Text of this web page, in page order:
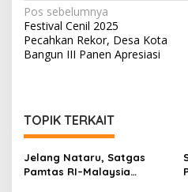
Navigasi
pos
Pos sebelumnya
Festival Cenil 2025
Pecahkan Rekor, Desa Kota
Bangun III Panen Apresiasi
TOPIK TERKAIT
Jelang Nataru, Satgas
Pamtas RI–Malaysia